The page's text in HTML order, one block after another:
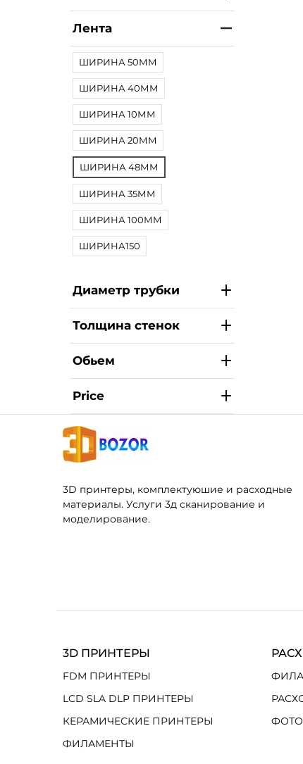
Лента
ШИРИНА 50ММ
ШИРИНА 40ММ
ШИРИНА 10ММ
ШИРИНА 20ММ
ШИРИНА 48ММ
ШИРИНА 35ММ
ШИРИНА 100ММ
ШИРИНА150
Диаметр трубки
Толщина стенок
Обьем
Price
3D принтеры, комплектуюшие и расходные
материалы. Услуги 3д сканирование и
моделирование.
3D ПРИНТЕРЫ
FDM ПРИНТЕРЫ
LCD SLA DLP ПРИНТЕРЫ
КЕРАМИЧЕСКИЕ ПРИНТЕРЫ
ФИЛАМЕНТЫ